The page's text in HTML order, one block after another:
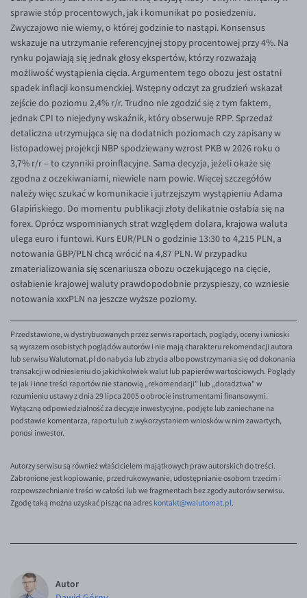
EUR/JPY
EUR/NZD
EUR/RON
EUR/SGD
EUR/TRY
GBP/USD
USD/CHF
GBP/CHF
sprawie stóp procentowych, jak i komunikat po posiedzeniu.
Zwyczajowo nie wiemy, o której godzinie to nastąpi. Konsensus
wskazuje na utrzymanie referencyjnej stopy procentowej przy 4%. Na
rynku pojawiają się jednak głosy ekspertów, którzy rozważają
możliwość wystąpienia cięcia. Argumentem tego obozu jest ostatni
spadek inflacji konsumenckiej. Wstępny odczyt za grudzień wskazał
zejście do poziomu 2,4% r/r. Trudno nie zgodzić się z tym faktem,
jednak CPI to niejedyny wskaźnik, który obserwuje RPP. Sprzedaż
detaliczna utrzymująca się na dodatnich poziomach czy zapisany w
listopadowej projekcji NBP spodziewany wzrost PKB w 2026 roku o
3,7% r/r – to czynniki proinflacyjne. Sama decyzja, jeżeli okaże się
zgodna z oczekiwaniami, niewiele nam powie. Więcej szczegółów
należy więc szukać w komunikacie i jutrzejszym wystąpieniu Adama
Glapińskiego. Do momentu publikacji złoty delikatnie osłabia się na
forex. Oprócz wspomnianych strat względem dolara, krajowa waluta
ulega euro i funtowi. Kurs EUR/PLN o godzinie 13:30 to 4,215 PLN, a
notowania GBP/PLN chcą wrócić na 4,87 PLN. W przypadku
zmaterializowania się scenariusza obozu oczekującego na cięcie,
osłabienie krajowej waluty prawdopodobnie przyspieszy, co wzniesie
notowania xxxPLN na jeszcze wyższe poziomy.
Przedstawione, w dystrybuowanych przez serwis raportach, poglądy, oceny i wnioski
są wyrazem osobistych poglądów autorów i nie mają charakteru rekomendacji autora
lub serwisu Walutomat.pl do nabycia lub zbycia albo powstrzymania się od dokonania
transakcji w odniesieniu do jakichkolwiek walut lub papierów wartościowych. Poglądy
te jak i inne treści raportów nie stanowią „rekomendacji" lub „doradztwa" w
rozumieniu ustawy z dnia 29 lipca 2005 o obrocie instrumentami finansowymi.
Wyłączną odpowiedzialność za decyzje inwestycyjne, podjęte lub zaniechane na
podstawie komentarza, raportu lub z wykorzystaniem wniosków w nim zawartych,
ponosi inwestor.
Autorzy serwisu są również właścicielem majątkowych praw autorskich do treści.
Zabronione jest kopiowanie, przedrukowywanie, udostępnianie osobom trzecim i
rozpowszechnianie treści w całości lub we fragmentach bez zgody autorów serwisu.
Zgodę taką można uzyskać pisząc na adres kontakt@walutomat.pl.
Autor